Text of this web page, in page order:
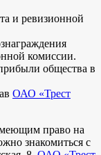
и ревизионной
комиссии.
общества в
ОАО «Трест
право на
знакомиться с